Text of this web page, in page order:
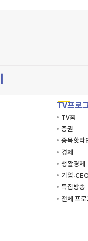
TV프로
TV홈
증권
종목핫라
경제
생활경제
기업
특집방송
전체 프